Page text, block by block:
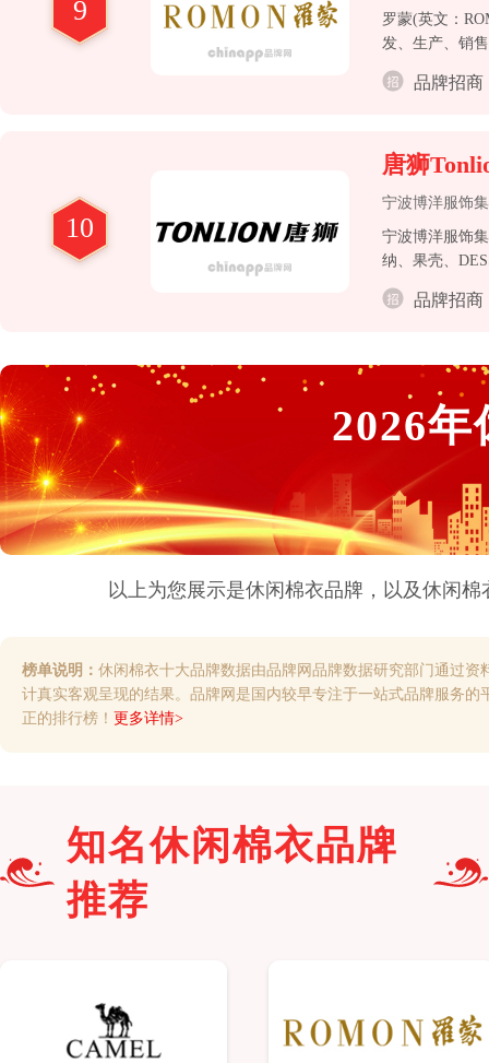
9
罗蒙(英文：
发、生产、销
工万余名，品
品牌招商
10
唐狮
宁波博洋服饰
宁波博洋服饰
纳、果壳、
分市场的服饰
为多品牌运营
品牌招商
2026年
以上为您展示是休闲棉衣品牌，以及休闲棉
榜单说明： 休闲棉衣十大品牌数据由品牌网品牌数据研究部门通过
计真实客观呈现的结果。品牌网是国内较早专注于一站式品牌服务
正的排行榜！ 更多详情>
知名休闲棉衣品牌
推荐